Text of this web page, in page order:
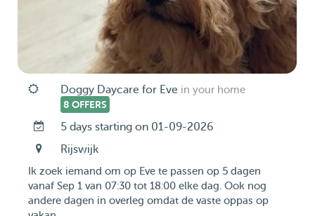
Doggy Daycare for Eve in your home
8 OFFERS
5 days starting on 01-09-2026
Rijswijk
Ik zoek iemand om op Eve te passen op 5 dagen
vanaf Sep 1 van 07:30 tot 18:00 elke dag. Ook nog
andere dagen in overleg omdat de vaste oppas op